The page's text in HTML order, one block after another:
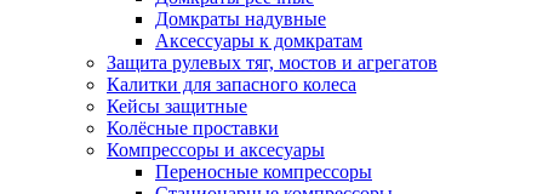
Домкраты надувные
Аксессуары к домкратам
Защита рулевых тяг, мостов и агрегатов
Калитки для запасного колеса
Кейсы защитные
Колёсные проставки
Компрессоры и аксесуары
Переносные компрессоры